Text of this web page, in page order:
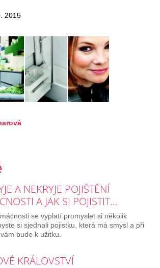
2015
A NEKRYJE POJIŠTĚNÍ
A JAK SI POJISTIT…
se vyplatí promyslet si několik
si sjednali pojistku, která má smysl a při
bude k užitku.
KRÁLOVSTVÍ